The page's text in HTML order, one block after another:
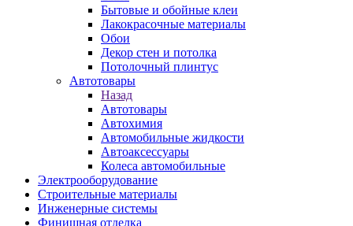
Бытовые и обойные клеи
Лакокрасочные материалы
Обои
Декор стен и потолка
Потолочный плинтус
Автотовары
Назад
Автотовары
Автохимия
Автомобильные жидкости
Автоаксессуары
Колеса автомобильные
Электрооборудование
Строительные материалы
Инженерные системы
Финишная отделка